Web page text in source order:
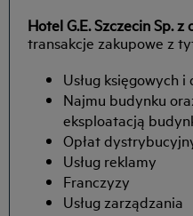
Hotel G.E. Szczecin Sp. z
transakcje zakupowe z
Usług księgowych
Najmu budynku
eksploatacją
Opłat
Usług reklamy
Franczyzy
Usług zarządzania